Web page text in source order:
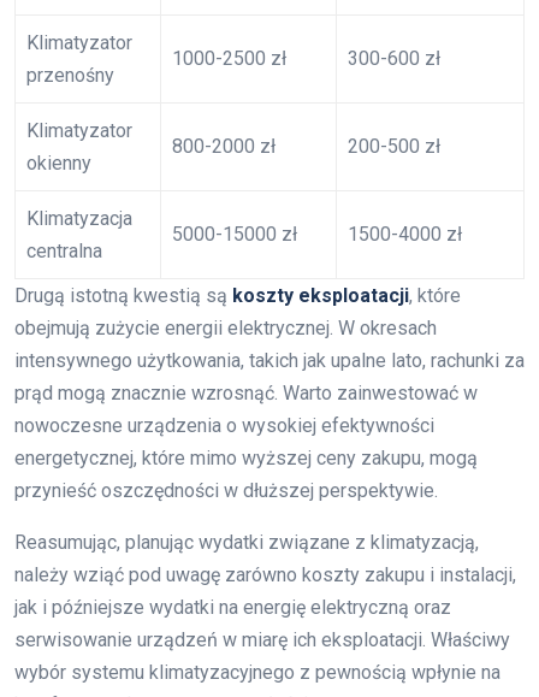
Klimatyzator
przenośny
1000-2500 zł 300-600 zł
Klimatyzator
okienny
800-2000 zł 200-500 zł
Klimatyzacja
centralna
5000-15000 zł 1500-4000 zł
Drugą istotną kwestią są koszty eksploatacji, które
obejmują zużycie energii elektrycznej. W okresach
intensywnego użytkowania, takich jak upalne lato, rachunki za
prąd mogą znacznie wzrosnąć. Warto zainwestować w
nowoczesne urządzenia o wysokiej efektywności
energetycznej, które mimo wyższej ceny zakupu, mogą
przynieść oszczędności w dłuższej perspektywie.
Reasumując, planując wydatki związane z klimatyzacją,
należy wziąć pod uwagę zarówno koszty zakupu i instalacji,
jak i późniejsze wydatki na energię elektryczną oraz
serwisowanie urządzeń w miarę ich eksploatacji. Właściwy
wybór systemu klimatyzacyjnego z pewnością wpłynie na